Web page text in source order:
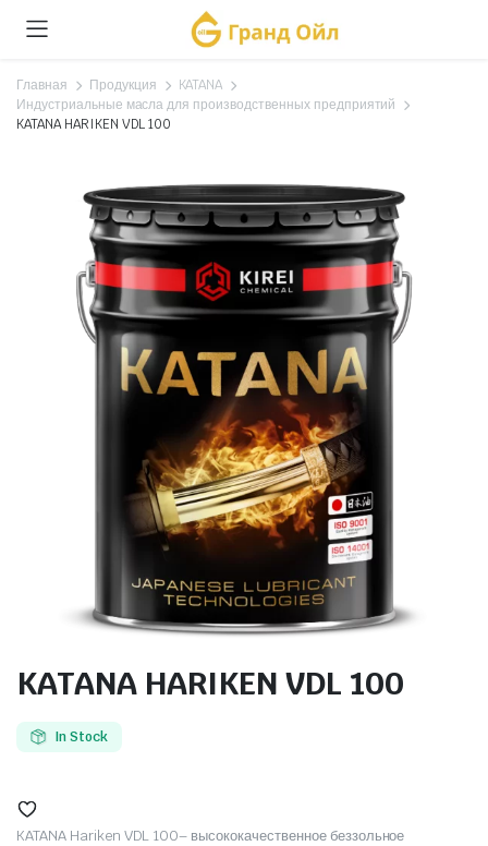
Главная Продукция
KATANA
Индустриальные масла для производственных предприятий
KATANA HARIKEN VDL 100
KATANA HARIKEN VDL 100
In Stock
KATANA Hariken VDL 100– высококачественное беззольное